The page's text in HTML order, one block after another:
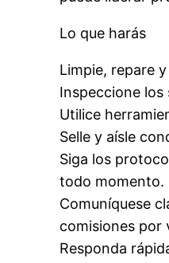
Lo que harás
Limpie, repare
Inspeccione
Utilice
Selle y aísle
Siga los
todo momento.
Comuníquese
comisiones por
Responda